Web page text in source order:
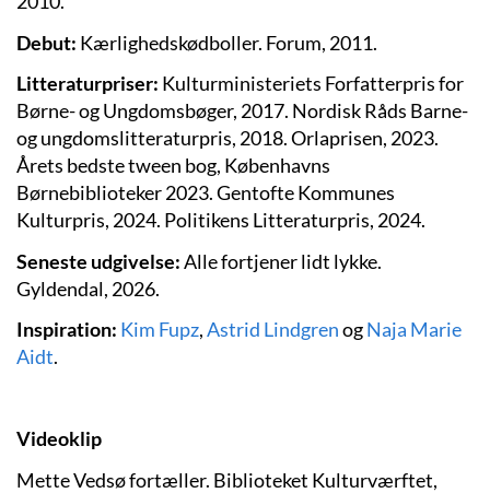
Debut: Kærlighedskødboller. Forum, 2011.
Litteraturpriser: Kulturministeriets Forfatterpris for
Børne- og Ungdomsbøger, 2017. Nordisk Råds Barne-
og ungdomslitteraturpris, 2018. Orlaprisen, 2023.
Årets bedste tween bog, Københavns
Børnebiblioteker 2023. Gentofte Kommunes
Kulturpris, 2024. Politikens Litteraturpris, 2024.
Seneste udgivelse:Alle fortjener lidt lykke.
Gyldendal, 2026.
Inspiration: Kim Fupz,Astrid LindgrenogNaja Marie
Aidt.
Videoklip
Mette Vedsø fortæller. Biblioteket Kulturværftet,